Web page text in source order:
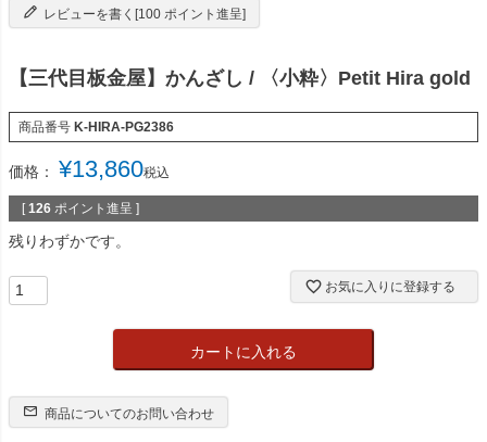
レビューを書く[100 ポイント進呈]
【三代目板金屋】かんざし / 〈小粋〉Petit Hira gold
商品番号 K-HIRA-PG2386
価格： ¥13,860税込
[ 126 ポイント進呈 ]
残りわずかです。
お気に入りに登録する
カートに入れる
商品についてのお問い合わせ